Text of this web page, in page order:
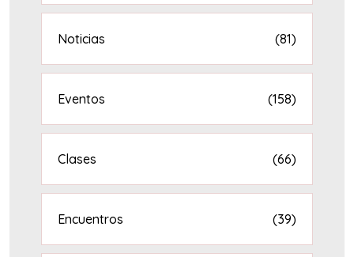
Noticias (81)
Eventos (158)
Clases (66)
Encuentros (39)